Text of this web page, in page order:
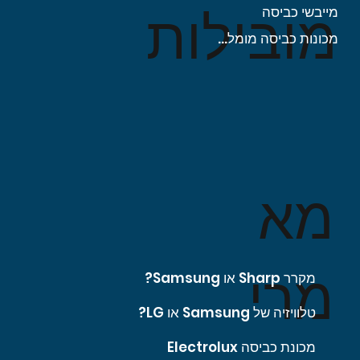
מא
מרי
מקרר Sharp או Samsung?
טלוויזיה של Samsung או LG?
מכונת כביסה Electrolux
מובילות
מייבשי כביסה
מכונות כביסה מומלצות